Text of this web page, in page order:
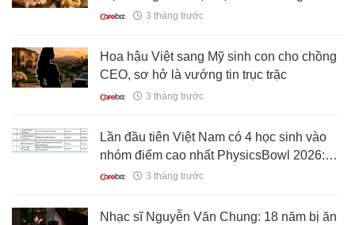
Cuộc sống thay đổi rõ sau tuổi 40
3 tháng trước
Hoa hậu Việt sang Mỹ sinh con cho chồng
CEO, sơ hở là vướng tin trục trặc
3 tháng trước
Lần đầu tiên Việt Nam có 4 học sinh vào
nhóm điểm cao nhất PhysicsBowl 2026:
Hanoi Amsterdam vượt cả trường quốc tế
3 tháng trước
Nhạc sĩ Nguyễn Văn Chung: 18 năm bị ăn